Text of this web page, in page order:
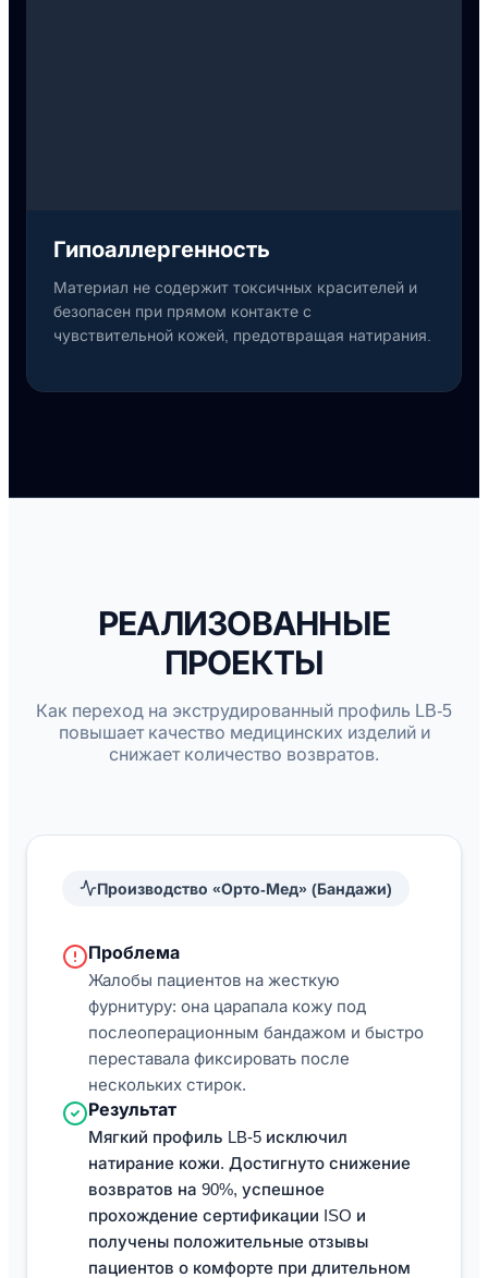
Гипоаллергенность
Материал не содержит токсичных красителей и
безопасен при прямом контакте с
чувствительной кожей, предотвращая натирания.
РЕАЛИЗОВАННЫЕ
ПРОЕКТЫ
Как переход на экструдированный профиль LB-5
повышает качество медицинских изделий и
снижает количество возвратов.
Производство «Орто-Мед» (Бандажи)
Проблема
Жалобы пациентов на жесткую
фурнитуру: она царапала кожу под
послеоперационным бандажом и быстро
переставала фиксировать после
нескольких стирок.
Результат
Мягкий профиль LB-5 исключил
натирание кожи. Достигнуто снижение
возвратов на 90%, успешное
прохождение сертификации ISO и
получены положительные отзывы
пациентов о комфорте при длительном